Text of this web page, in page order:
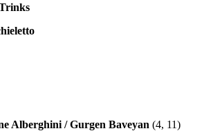
Alberghini / Gurgen Baveyan (4, 11)